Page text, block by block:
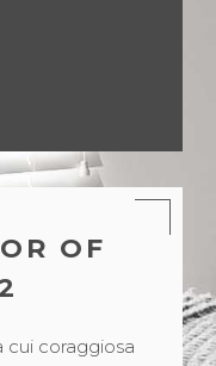
OF
cui coraggiosa